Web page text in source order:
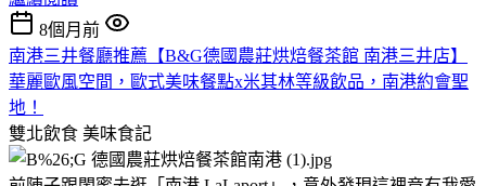
8個月前
南港三井餐廳推薦【B&G德國農莊烘焙餐茶館 南港三井店】
華麗歐風空間，歐式美味餐點x米其林等級飲品，南港約會聖
地！
雙北飲食 美味食記